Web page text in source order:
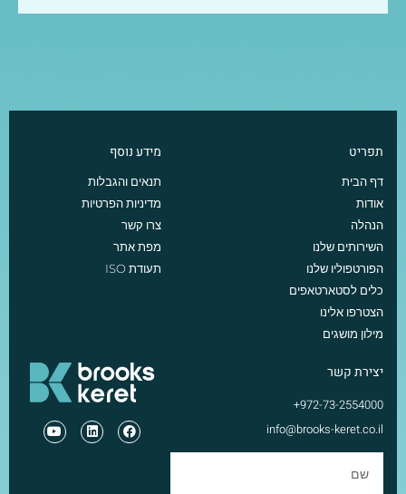
תפריט
דף הבית
אודות
הנהלה
השירותים שלנו
הפורטפוליו שלנו
כלים לסטארטאפים
הצטרפו אלינו
מילון מושגים
מידע נוסף
תנאים והגבלות
מדיניות הפרטיות
צרו קשר
מפת אתר
תעודת ISO
יצירת קשר
972-73-2554000+
info@brooks-keret.co.il